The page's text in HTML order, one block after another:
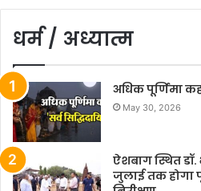
धर्म / अध्यात्म
अधिक पूर्णिमा
May 30, 2026
ऐशबाग स्थित
जुलाई तक होगा